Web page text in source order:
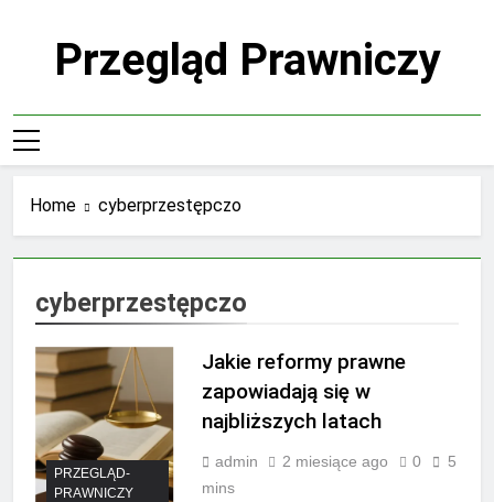
Przegląd Prawniczy
Home cyberprzestępczo
cyberprzestępczo
PRZEGLĄD-
PRAWNICZY
Jakie reformy prawne
zapowiadają się w
najbliższych latach
admin 2 miesiące ago 0
5
mins